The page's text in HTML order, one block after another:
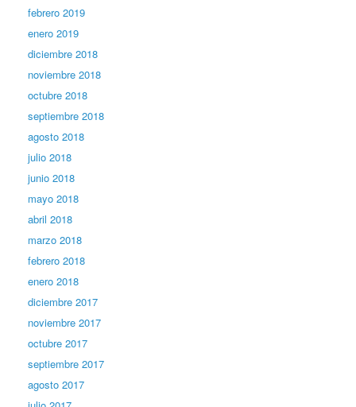
febrero 2019
enero 2019
diciembre 2018
noviembre 2018
octubre 2018
septiembre 2018
agosto 2018
julio 2018
junio 2018
mayo 2018
abril 2018
marzo 2018
febrero 2018
enero 2018
diciembre 2017
noviembre 2017
octubre 2017
septiembre 2017
agosto 2017